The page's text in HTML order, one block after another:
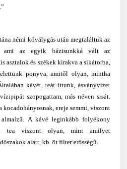
némi kóválygás után megtaláltuk az
ami az egyik bázisunkká vált az
asztalok és székek kirakva a sikátorba,
ponyva, amitől olyan, mintha
kávét, teát ittunk, ásványvizet
szopogattam, más néven sisát.
kocadohányosnak, ereje semmi, viszont
A kávé leginkább folyékony
a tea viszont olyan, mint amilyet
alatt, kb. öt filter erősségű.